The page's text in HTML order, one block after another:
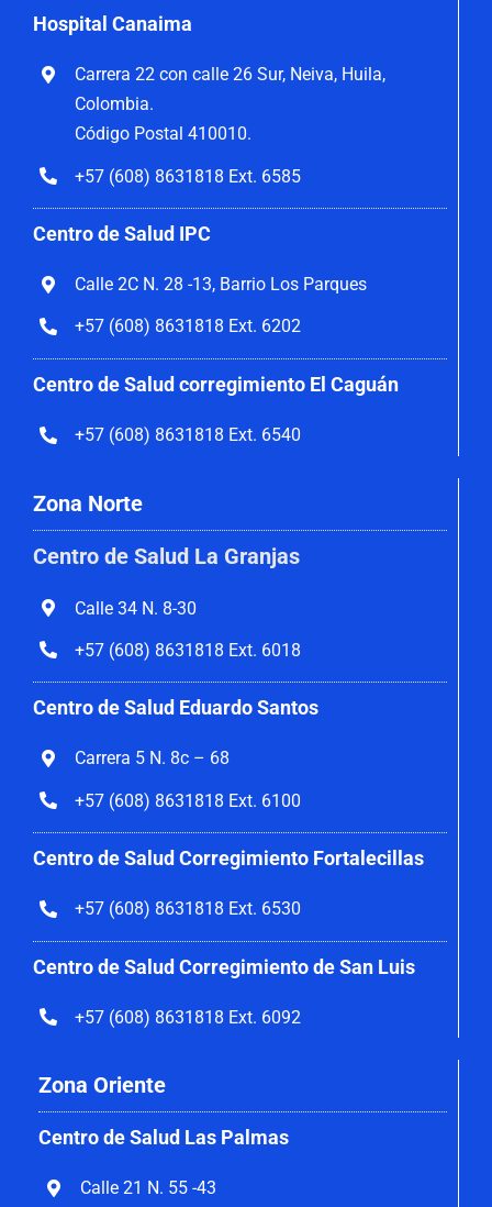
Hospital Canaima
Carrera 22 con calle 26 Sur, Neiva, Huila,
Colombia.
Código Postal 410010.
+57 (608) 8631818 Ext. 6585
Centro de Salud IPC
Calle 2C N. 28 -13, Barrio Los Parques
+57 (608) 8631818 Ext. 6202
Centro de Salud corregimiento El Caguán
+57 (608) 8631818 Ext. 6540
Zona Norte
Centro de Salud La Granjas
Calle 34 N. 8-30
+57 (608) 8631818 Ext. 6018
Centro de Salud Eduardo Santos
Carrera 5 N. 8c – 68
+57 (608) 8631818 Ext. 6100
Centro de Salud Corregimiento Fortalecillas
+57 (608) 8631818 Ext. 6530
Centro de Salud Corregimiento de San Luis
+57 (608) 8631818 Ext. 6092
Zona Oriente
Centro de Salud Las Palmas
Calle 21 N. 55 -43